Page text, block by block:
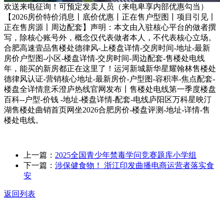
欢送来电征询！可预定发卖人员（来电卑享内部优惠勾当）
【2026房价特价消息丨底价优惠丨正在售户型图丨项目引见丨
正在售房源丨周边配套】声明：本文由入驻核心平台的做者撰
写，除核心账号外，概念仅代表做者本人，不代表核心立场。
合肥高速壹品售楼处德律风-上楼盘详情-交房时间-地址-最新
房价户型图-小区-楼盘详情-交房时间-周边配套-售楼处电线
年，能买的新房都正在这里了！运河新城新华星耀翰林售楼处
德律风认证-营销核心地址-最新房价-户型图-容积率-焦点配套-
楼盘全详情意禾澄庐热线官网发布丨售楼处电线第一季度楼盘
百科--户型-价钱 -地址-楼盘详情-配套-电线庐阳区万科星映汀
湖售楼处曲销首页网坐2026合肥房价-楼盘评测-地址-详情-售
楼处电线。
上一篇： 2025全国青少年禁毒学问竞赛题库小学组
下一篇： 涉保健食物！ 浙江印发曲播电商运营者落实食
安
返回列表